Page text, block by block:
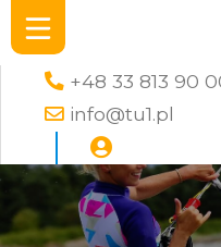
+48 33 813 90
info@tu1.pl